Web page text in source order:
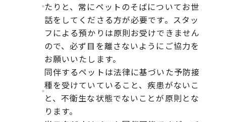
たりと、常にペットのそばについてお世
話をしてくださる方が必要です。スタッ
フによる預かりは原則お受けできません
ので、必ず目を離さないようにご協力を
お願いいたします。
同伴するペットは法律に基づいた予防接
種を受けていていること、疾患がないこ
と、不衛生な状態でないことが原則とな
ります。